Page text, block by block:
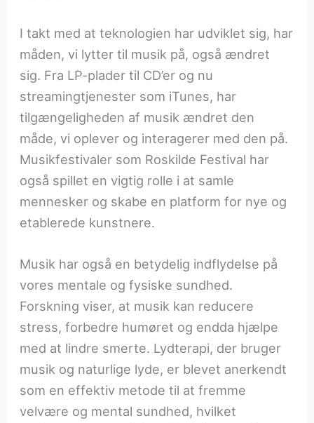
I takt med at teknologien har udviklet sig, har
måden, vi lytter til musik på, også ændret
sig. Fra LP-plader til CD’er og nu
streamingtjenester som iTunes, har
tilgængeligheden af musik ændret den
måde, vi oplever og interagerer med den på.
Musikfestivaler som Roskilde Festival har
også spillet en vigtig rolle i at samle
mennesker og skabe en platform for nye og
etablerede kunstnere.
Musik har også en betydelig indflydelse på
vores mentale og fysiske sundhed.
Forskning viser, at musik kan reducere
stress, forbedre humøret og endda hjælpe
med at lindre smerte. Lydterapi, der bruger
musik og naturlige lyde, er blevet anerkendt
som en effektiv metode til at fremme
velvære og mental sundhed, hvilket